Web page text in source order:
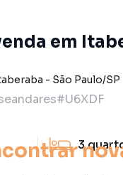
em
- São Paulo/SP
3